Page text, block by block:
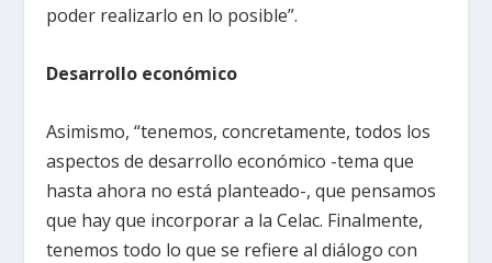
poder realizarlo en lo posible”.
Desarrollo económico
Asimismo, “tenemos, concretamente, todos los
aspectos de desarrollo económico -tema que
hasta ahora no está planteado-, que pensamos
que hay que incorporar a la Celac. Finalmente,
tenemos todo lo que se refiere al diálogo con